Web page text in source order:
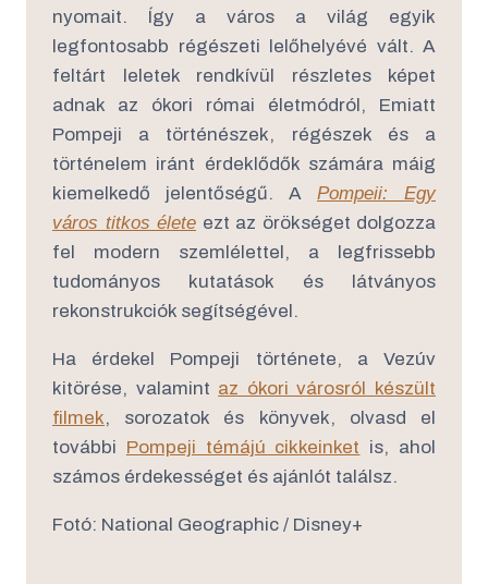
nyomait. Így a város a világ egyik
legfontosabb régészeti lelőhelyévé vált. A
feltárt leletek rendkívül részletes képet
adnak az ókori római életmódról, Emiatt
Pompeji a történészek, régészek és a
történelem iránt érdeklődők számára máig
kiemelkedő jelentőségű. A Pompeii: Egy
város titkos élete ezt az örökséget dolgozza
fel modern szemlélettel, a legfrissebb
tudományos kutatások és látványos
rekonstrukciók segítségével.
Ha érdekel Pompeji története, a Vezúv
kitörése, valamint az ókori városról készült
filmek, sorozatok és könyvek, olvasd el
további Pompeji témájú cikkeinket is, ahol
számos érdekességet és ajánlót találsz.
Fotó: National Geographic / Disney+